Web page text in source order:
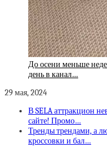
До осени меньше
день в канал…
29 мая, 2024
В SELA аттракцион
сайте! Промо…
Тренды трендами, а
кроссовки и бал…